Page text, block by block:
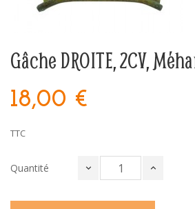
Gâche DROITE, 2CV,
18,00 €
TTC
Quantité